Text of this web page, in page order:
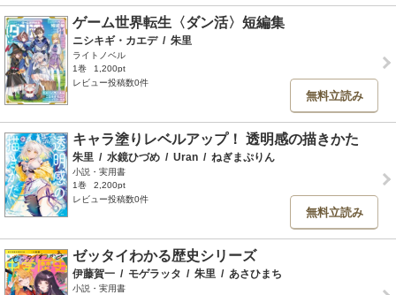
ゲーム世界転生〈ダン活〉短編集
ニシキギ・カエデ / 朱里
ライトノベル
1巻
1,200pt
レビュー投稿数0件
無料立読み
キャラ塗りレベルアップ！ 透明感の描きかた
朱里 / 水鏡ひづめ / Uran / ねぎまぷりん
小説・実用書
1巻
2,200pt
レビュー投稿数0件
無料立読み
ゼッタイわかる歴史シリーズ
伊藤賀一 / モゲラッタ / 朱里 / あさひまち
小説・実用書